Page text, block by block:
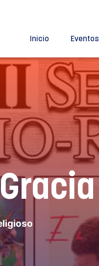
Inicio Eventos